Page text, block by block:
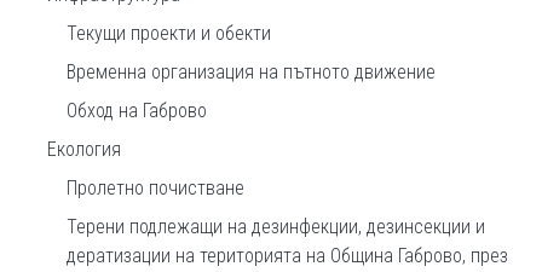
Текущи проекти и обекти
Временна организация на пътното движение
Обход на Габрово
Екология
Пролетно почистване
Терени подлежащи на дезинфекции, дезинсекции и
дератизации на територията на Община Габрово, през